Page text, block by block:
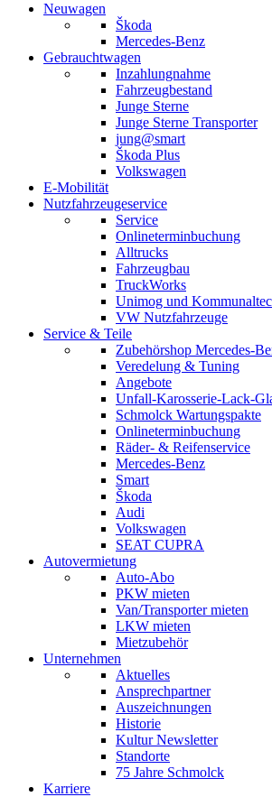
Neuwagen
Škoda
Mercedes-Benz
Gebrauchtwagen
Inzahlungnahme
Fahrzeugbestand
Junge Sterne
Junge Sterne Transporter
jung@smart
Škoda Plus
Volkswagen
E-Mobilität
Nutzfahrzeugeservice
Service
Onlineterminbuchung
Alltrucks
Fahrzeugbau
TruckWorks
Unimog und
VW Nutzfahrzeuge
Service & Teile
Zubehörshop Mercedes-
Veredelung & Tuning
Angebote
Unfall-Karosserie-Lack-
Schmolck Wartungspakte
Onlineterminbuchung
Räder- & Reifenservice
Mercedes-Benz
Smart
Škoda
Audi
Volkswagen
SEAT CUPRA
Autovermietung
Auto-Abo
PKW mieten
Van/Transporter mieten
LKW mieten
Mietzubehör
Unternehmen
Aktuelles
Ansprechpartner
Auszeichnungen
Historie
Kultur Newsletter
Standorte
75 Jahre Schmolck
Karriere